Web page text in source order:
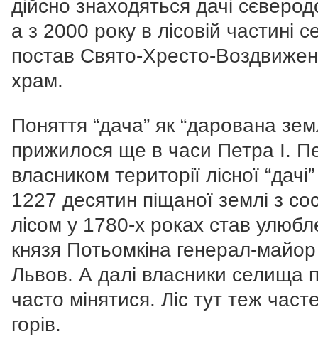
дійсно знаходяться дачі
а з 2000 року в лісовій частині
постав Свято-Хресто-
храм.
Поняття “дача” як “дарована
прижилося ще в часи Петра І.
власником території лісної
1227 десятин піщаної землі з
лісом у 1780-х роках став
князя Потьомкіна генерал-
Львов. А далі власники селища
часто мінятися. Ліс тут теж
горів.